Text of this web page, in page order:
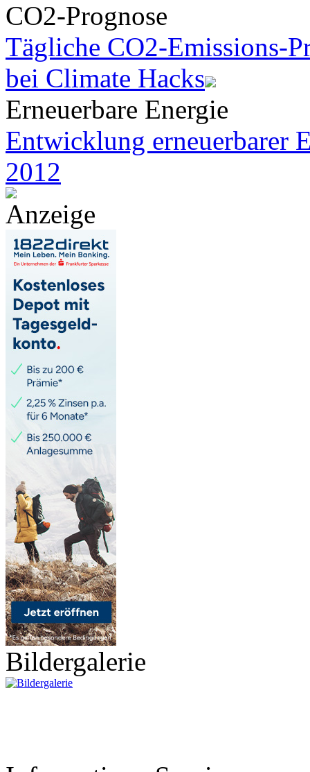
CO2-Prognose
Tägliche CO2-Emissions-
bei Climate Hacks
Erneuerbare Energie
Entwicklung erneuerbarer
2012
Anzeige
Bildergalerie